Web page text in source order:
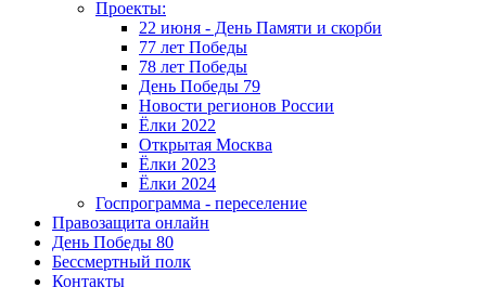
Проекты:
22 июня - День Памяти и скорби
77 лет Победы
78 лет Победы
День Победы 79
Новости регионов России
Ёлки 2022
Открытая Москва
Ёлки 2023
Ёлки 2024
Госпрограмма - переселение
Правозащита онлайн
День Победы 80
Бессмертный полк
Контакты